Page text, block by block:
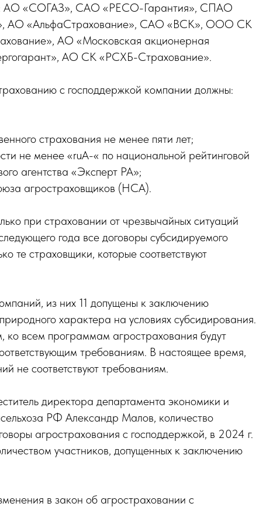
АО «СОГАЗ», САО «РЕСО-Гарантия», СПАО
АО «АльфаСтрахование», САО «ВСК», ООО СК
АО «Московская акционерная
АО СК «РСХБ-Страхование».
с господдержкой компании должны:
страхования не менее пяти лет;
не менее «ruA-« по национальной рейтинговой
агентства «Эксперт РА»;
агростраховщиков (НСА).
при страховании от чрезвычайных ситуаций
года все договоры субсидируемого
те страховщики, которые соответствуют
из них 11 допущены к заключению
характера на условиях субсидирования.
всем программам агрострахования будут
требованиям. В настоящее время,
не соответствуют требованиям.
директора департамента экономики и
РФ Александр Малов, количество
агрострахования с господдержкой, в 2024 г.
участников, допущенных к заключению
в закон об агростраховании с